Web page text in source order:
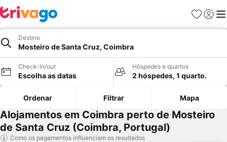
Favoritos
Iniciar
Destino
Mosteiro de Santa Cruz, Coimbra
Check-in/out
Escolha as datas
Hóspedes e quartos
2 hóspedes, 1 quarto.
Ordenar Filtrar Mapa
Alojamentos em Coimbra perto de Mosteiro
de Santa Cruz (Coimbra, Portugal)
Como os pagamentos influenciam os resultados